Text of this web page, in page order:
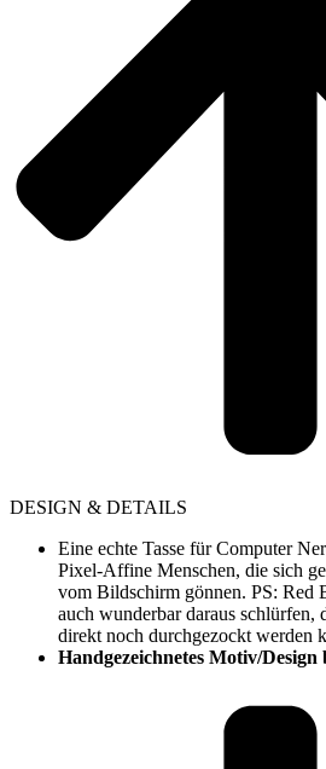
DESIGN & DETAILS
Eine echte Tasse für Computer
Pixel-Affine Menschen, die sich
vom Bildschirm gönnen. PS: Red
auch wunderbar daraus schlürfen,
direkt noch durchgezockt werden
Handgezeichnetes Motiv/Design